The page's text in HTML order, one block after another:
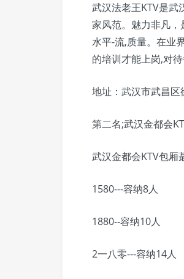
武汉法老王KTV是武
家风范。魅力非凡，
水平-流,质量。在业
的培训才能上岗,对
地址：武汉市武昌区
第二名;武汉金都会
武汉金都会KTV包厢
1580---容纳8人
1880--容纳10人
2一八零---容纳14人